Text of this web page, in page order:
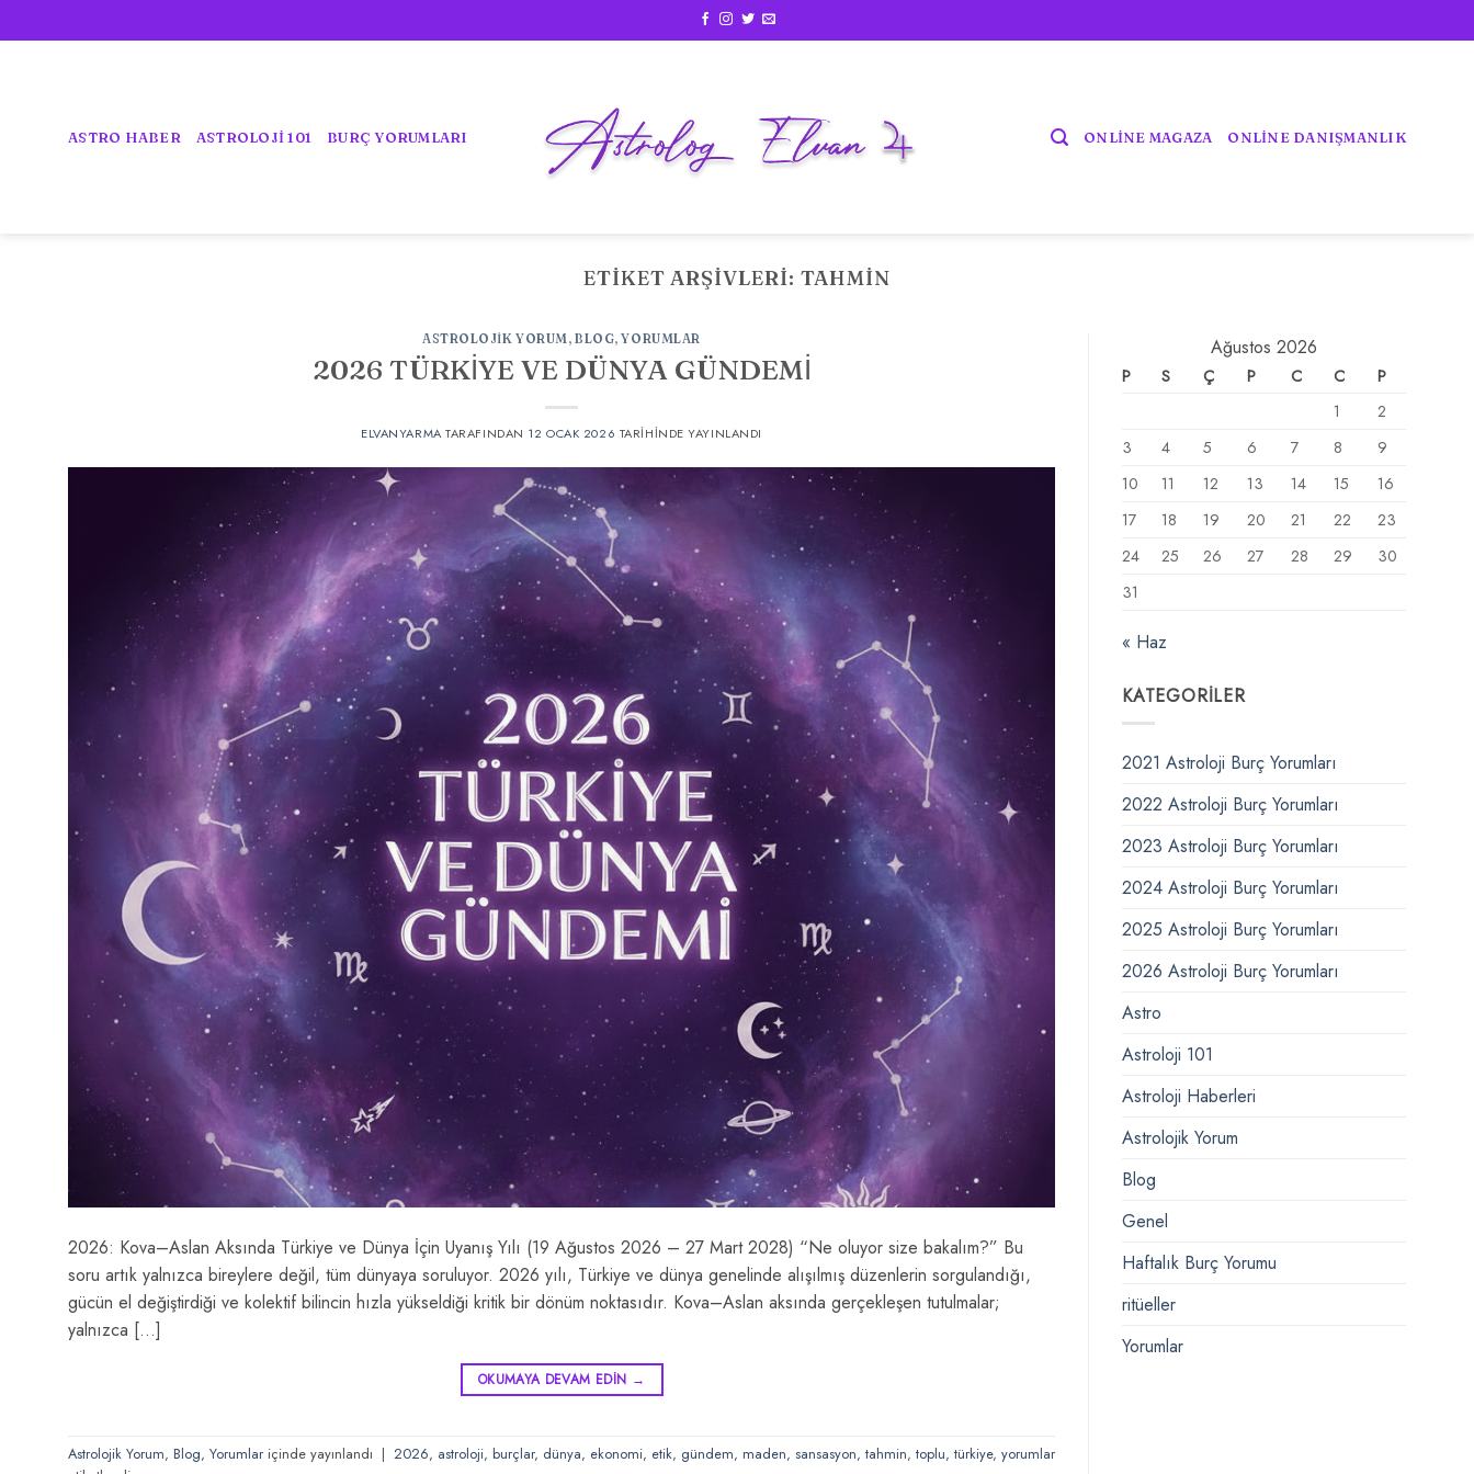
atla
ASTRO HABER ASTROLOJİ 101 BURÇ YORUMLARI ONLİNE MAGAZA ONLİNE DANIŞMANLIK
ETIKET ARŞIVLERI: TAHMIN
ASTROLOJIK YORUM,BLOG,YORUMLAR
2026 TÜRKİYE VE DÜNYA GÜNDEMİ
ELVANYARMA TARAFINDAN 12 OCAK 2026 TARIHINDE YAYINLANDI
2026: Kova–Aslan Aksında Türkiye ve Dünya İçin Uyanış Yılı (19 Ağustos 2026 – 27 Mart 2028) “Ne oluyor size bakalım?” Bu
soru artık yalnızca bireylere değil, tüm dünyaya soruluyor. 2026 yılı, Türkiye ve dünya genelinde alışılmış düzenlerin sorgulandığı,
gücün el değiştirdiği ve kolektif bilincin hızla yükseldiği kritik bir dönüm noktasıdır. Kova–Aslan aksında gerçekleşen tutulmalar;
yalnızca […]
OKUMAYA DEVAM EDIN →
Astrolojik Yorum, Blog, Yorumlar içinde yayınlandı | 2026, astroloji, burçlar, dünya, ekonomi, etik, gündem, maden, sansasyon, tahmin, toplu, türkiye, yorumlar
Ağustos 2026
P S Ç P C C
P
1
2
3
4 5 6 7 8
9
10
11 12 13 14 15
16
17
18 19 20 21 22
23
24
25 26 27 28 29
30
31
« Haz
KATEGORILER
2021 Astroloji Burç Yorumları
2022 Astroloji Burç Yorumları
2023 Astroloji Burç Yorumları
2024 Astroloji Burç Yorumları
2025 Astroloji Burç Yorumları
2026 Astroloji Burç Yorumları
Astro
Astroloji 101
Astroloji Haberleri
Astrolojik Yorum
Blog
Genel
Haftalık Burç Yorumu
ritüeller
Yorumlar